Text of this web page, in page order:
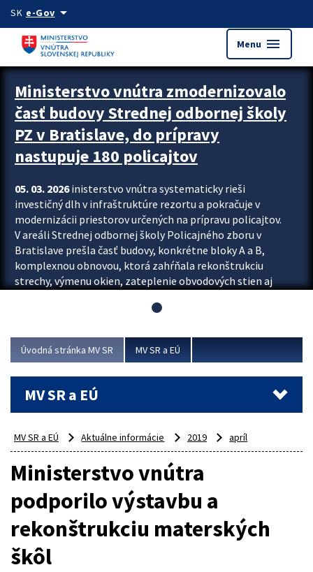
Preskocit na hlavný obsah
SK e-Govarrow_drop_down
Menu menu
Ministerstvo vnútra zmodernizovalo
časť budovy Strednej odbornej školy
PZ v Bratislave, do prípravy
nastupuje 180 policajtov
05. 03. 2026inisterstvo vnútra systematicky rieši
investičný dlh v infraštruktúre rezortu a pokračuje v
modernizácii priestorov určených na prípravu policajtov.
V areáli Strednej odbornej školy Policajného zboru v
Bratislave prešla časť budovy, konkrétne bloky A a B,
komplexnou obnovou, ktorá zahŕňala rekonštrukciu
strechy, výmenu okien, zateplenie obvodových stien aj
aj interiéru, kde vznikli nové učebne a moderné
Viac
Úvodná stránka MV SR MV SR a EÚ
MV SR a EÚ
MV SR a EÚ Aktuálne informácie 2019 apríl
Ministerstvo vnútra
podporilo výstavbu a
rekonštrukciu materských
škôl